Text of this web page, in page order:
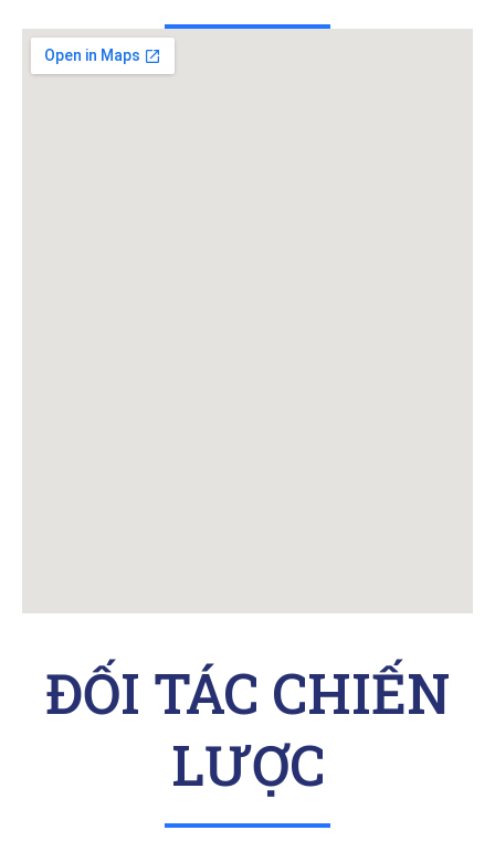
ĐỐI TÁC CHIẾN
LƯỢC